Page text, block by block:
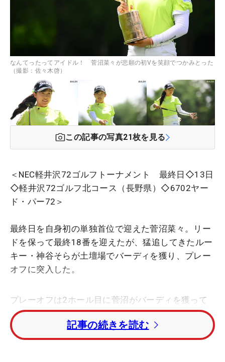
なんてったってアイドル！ 菅沼菜々が悲願の初Vを笑顔でつかみとった
（撮影：佐々木啓）
この記事の写真21枚を見る
＜NEC軽井沢72ゴルフトーナメント 最終日◇13日
◇軽井沢72ゴルフ北コース（長野県）◇6702ヤー
ド・パー72＞
最終日を自身初の単独首位で迎えた菅沼菜々。リー
ドを保って最終18番を迎えたが、猛追してきたルー
キー・神谷そらが土壇場でバーディを獲り、プレー
オフに突入した。
プレーオフは2ホール目に菅沼がバーディを獲って
決着。念願の初タイトルを勝ち取った。
「昨年はいいところまで行っていながら、勝つこと
記事の続きを読む